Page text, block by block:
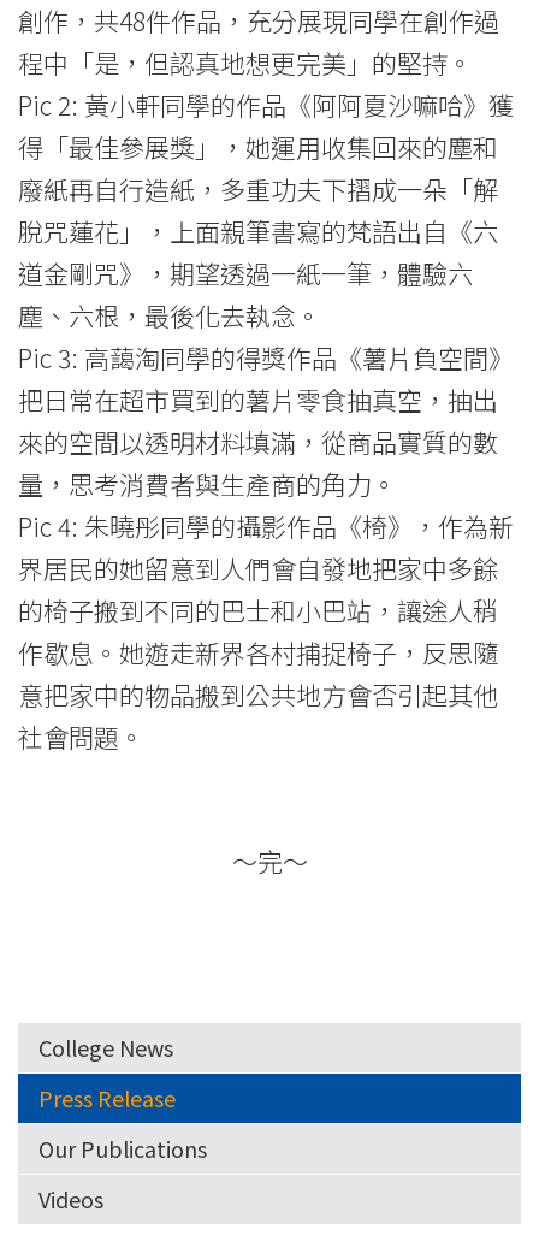
創作，共48件作品，充分展現同學在創作過
程中「是，但認真地想更完美」的堅持。
Pic 2: 黃小軒同學的作品《阿阿夏沙嘛哈》獲
得「最佳參展獎」，她運用收集回來的塵和
廢紙再自行造紙，多重功夫下摺成一朵「解
脫咒蓮花」，上面親筆書寫的梵語出自《六
道金剛咒》，期望透過一紙一筆，體驗六
塵、六根，最後化去執念。
Pic 3: 高藹淘同學的得獎作品《薯片負空間》
把日常在超市買到的薯片零食抽真空，抽出
來的空間以透明材料填滿，從商品實質的數
量，思考消費者與生產商的角力。
Pic 4: 朱曉彤同學的攝影作品《椅》，作為新
界居民的她留意到人們會自發地把家中多餘
的椅子搬到不同的巴士和小巴站，讓途人稍
作歇息。她遊走新界各村捕捉椅子，反思隨
意把家中的物品搬到公共地方會否引起其他
社會問題。
～完～
College News
Press Release
Our Publications
Videos